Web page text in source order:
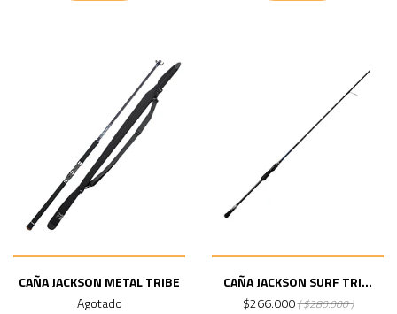
CAÑA JACKSON METAL TRIBE
Agotado
CAÑA JACKSON SURF TRI...
$266.000( $280.000 )